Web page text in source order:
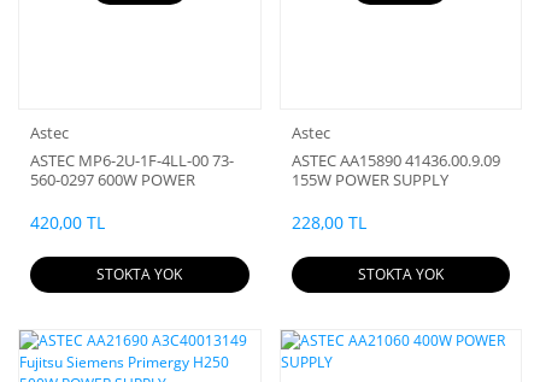
Astec
ASTEC MP6-2U-1F-4LL-00 73-
560-0297 600W POWER
420,00 TL
STOKTA YOK
Astec
ASTEC AA15890 41436.00.9.09
155W POWER SUPPLY
228,00 TL
STOKTA YOK